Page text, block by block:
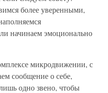
более уверенными,
начинаем эмоционально
микродвижении, с
сообщение о себе,
одно звено, чтобы